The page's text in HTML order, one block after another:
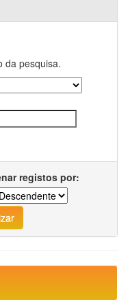
da pesquisa.
registos por: